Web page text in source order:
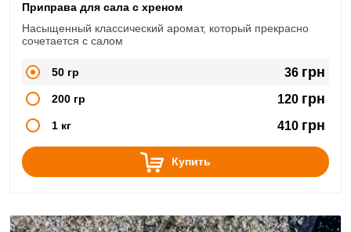
Приправа для сала с хреном
Насыщенный классический аромат, который прекрасно
сочетается с салом
50 гр 36 грн
200 гр 120 грн
1 кг 410 грн
Купить